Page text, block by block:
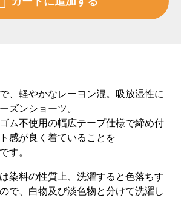
、軽やかなレーヨン混。吸放湿性に
ズンショーツ。
ム不使用の幅広テープ仕様で締め付
感が良く着ていることを
す。
染料の性質上、洗濯すると色落ちす
で、白物及び淡色物と分けて洗濯し